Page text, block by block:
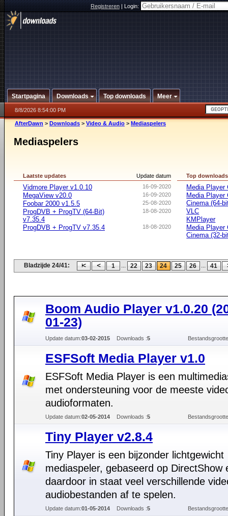
Registreren|Login:
Startpagina Downloads Top downloads Meer
8/8/2026 8:54:00 PM
AfterDawn > Downloads > Video & Audio > Mediaspelers
Mediaspelers
Update datum
Laatste updates
16-09-2020
Vidmore Player v1.0.10
16-09-2020
MegaView v20.0
25-08-2020
Foobar 2000 v1.5.5
18-08-2020
ProgDVB + ProgTV (64-Bit)
v7.35.4
18-08-2020
ProgDVB + ProgTV v7.35.4
Top downloads
Media Player
Media Player
Cinema (64-
VLC
KMPlayer
Media Player
Cinema (32-
Bladzijde 24/41: 1 ... 22 23 24 25 26 ... 41
Boom Audio Player v1.0.20
01-23)
Update datum:03-02-2015 Downloads :5
ESFSoft Media Player v1.0
ESFSoft Media Player is een
met ondersteuning voor de meeste
audioformaten.
Update datum:02-05-2014 Downloads :5
Tiny Player v2.8.4
Tiny Player is een bijzonder lichtgewicht
mediaspeler, gebaseerd op DirectShow
daardoor in staat veel verschillende
audiobestanden af te spelen.
Update datum:01-05-2014 Downloads :5